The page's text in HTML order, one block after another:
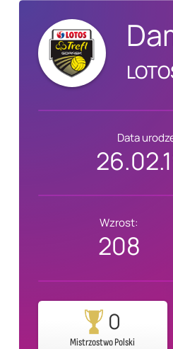
Data
Wzrost:
208
0
Mistrzostwo Polski